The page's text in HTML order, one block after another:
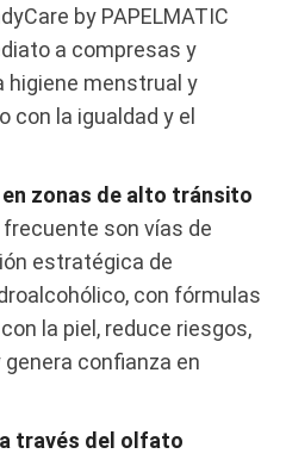
by PAPELMATIC
a compresas y
higiene menstrual y
con la igualdad y el
zonas de alto tránsito
son vías de
estratégica de
con fórmulas
la piel, reduce riesgos,
confianza en
través del olfato